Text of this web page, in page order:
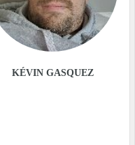
KÉVIN GASQUEZ